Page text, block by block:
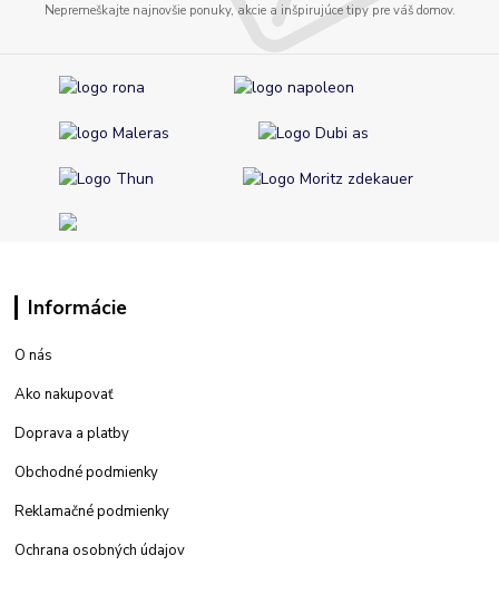
Nepremeškajte najnovšie ponuky, akcie a inšpirujúce tipy pre váš domov.
Informácie
O nás
Ako nakupovať
Doprava a platby
Obchodné podmienky
Reklamačné podmienky
Ochrana osobných údajov